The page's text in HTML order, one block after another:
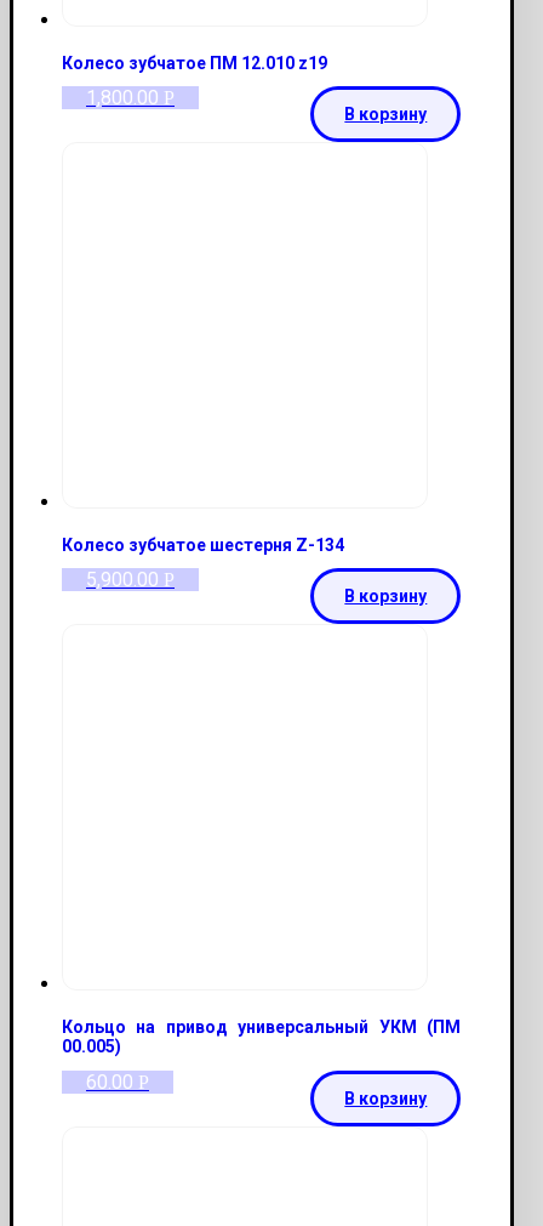
Колесо зубчатое ПМ 12.010 z19
1,800.00 Р
В корзину
Колесо зубчатое шестерня Z-134
5,900.00 Р
В корзину
Кольцо на привод универсальный УКМ (ПМ
00.005)
60.00 Р
В корзину